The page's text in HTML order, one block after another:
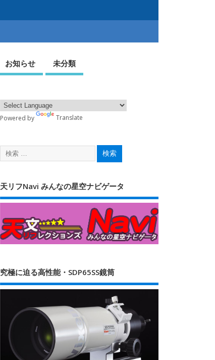
お知らせ 未分類
Powered by Translate
天リフNavi みんなの星空ナビゲータ
究極に迫る高性能・SDP65SS鏡筒